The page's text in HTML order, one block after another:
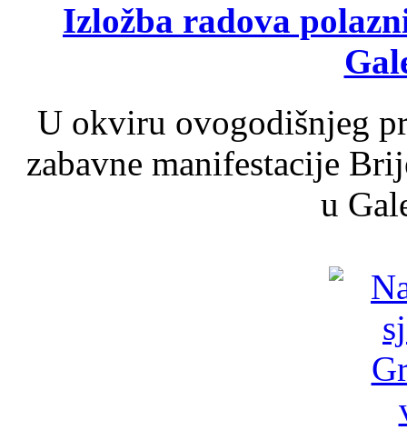
Izložba radova
U okviru ovogodišnjeg
zabavne manifestacije
u